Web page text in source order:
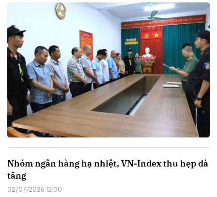
Nhóm ngân hàng hạ nhiệt, VN-Index thu hẹp đà
tăng
02/07/2026 12:00